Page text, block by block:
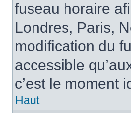
fuseau horaire
Londres, Paris,
modification du
accessible
c’est le moment
Haut